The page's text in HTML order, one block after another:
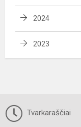
2024
2023
Tvarkaraščiai